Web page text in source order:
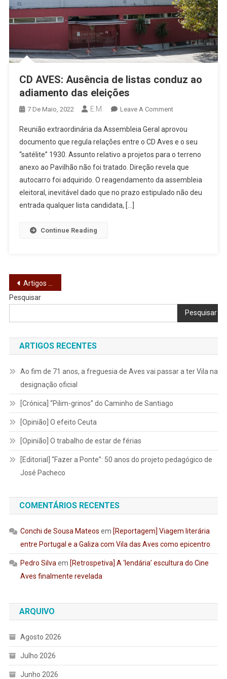
CD AVES: Ausência de listas conduz ao
adiamento das eleições
7 De Maio, 2022 E.M. Leave A CommentOn
AVES:
Ausência
De
Listas
Conduz
Ao
Reunião extraordinária da Assembleia Geral aprovou
documento que regula relações entre o CD Aves e o seu
“satélite” 1930. Assunto relativo a projetos para o terreno
anexo ao Pavilhão não foi tratado. Direção revela que
autocarro foi adquirido. O reagendamento da assembleia
eleitoral, inevitável dado que no prazo estipulado não deu
entrada qualquer lista candidata, […]
Continue Reading
Navegação
de
artigos
Artigos mais antigos
Pesquisar
Pesquisar
ARTIGOS RECENTES
Ao fim de 71 anos, a freguesia de Aves vai passar a ter Vila na
designação oficial
[Crónica] “Pilim-grinos” do Caminho de Santiago
[Opinião] O efeito Ceuta
[Opinião] O trabalho de estar de férias
[Editorial] “Fazer a Ponte”: 50 anos do projeto pedagógico de
José Pacheco
COMENTÁRIOS RECENTES
Conchi de Sousa Mateos em [Reportagem] Viagem literária
entre Portugal e a Galiza com Vila das Aves como epicentro
Pedro Silva em [Retrospetiva] A ‘lendária’ escultura do Cine
Aves finalmente revelada
ARQUIVO
Agosto 2026
Julho 2026
Junho 2026